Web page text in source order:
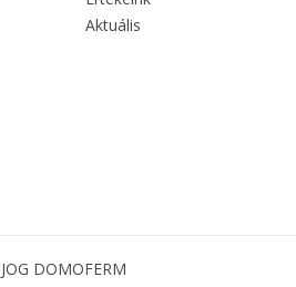
Aktuális
DOMOFERM